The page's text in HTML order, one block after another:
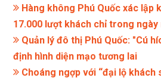
Hàng không Phú Quốc xác lập
17.000 lượt khách chỉ trong ngày
Quản lý đô thị Phú Quốc: "Cú
định hình diện mạo tương lai
Choáng ngợp với “đại lộ khách